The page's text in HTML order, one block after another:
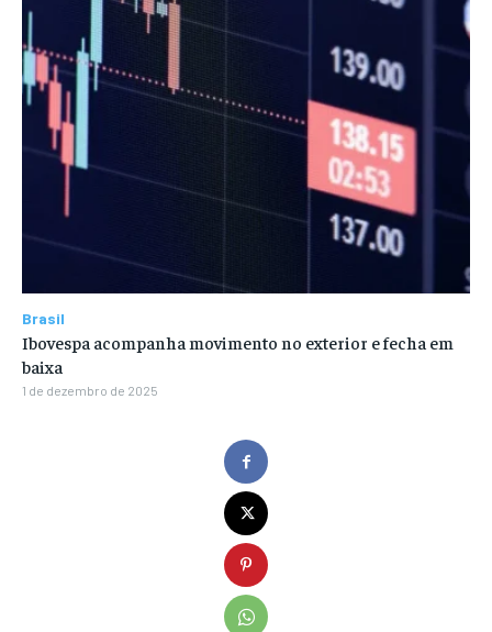
Brasil
Ibovespa acompanha movimento no exterior e fecha em
baixa
1 de dezembro de 2025